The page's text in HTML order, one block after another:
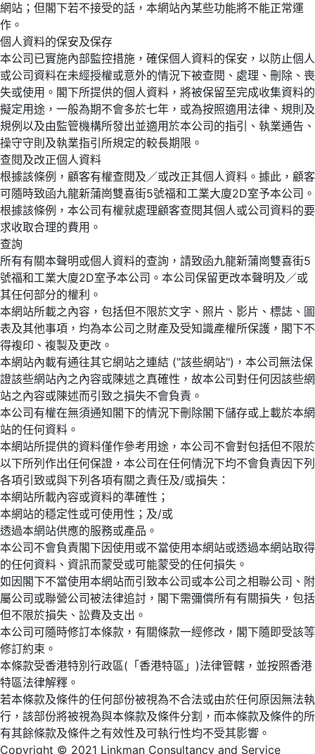
網站；但閣下若不接受的話，本網站內某些功能將不能正常運
作。
個人資料的保安及保存
本公司已實施內部監控措施，確保個人資料的保安，以防止個人
或公司資料在未經授權或意外的情況下被查閱、處理、刪除、喪
失或使用。閣下所提供的個人資料，將被保留至完成收集資料的
擬定用途，一般為期不會多於七年，或為按照適用法律、規則及
規例以及由監管機構所發出並適用於本公司的指引、執業通告、
操守守則及執業指引所規定的較長期限。
查閱及改正個人資料
根據該條例，顧客有權查閱及／或改正其個人資料。據此，顧客
可隨時致函九龍新蒲崗雙喜街5號福和工業大廈2D室予本公司。
根據該條例，本公司有權就處理顧客查閱其個人或公司資料的要
求收取合理的費用。
查詢
所有有關本聲明或個人資料的查詢，請致函九龍新蒲崗雙喜街5
號福和工業大廈2D室予本公司。本公司保留更改本聲明及／或
其任何部分的權利。
本網站所載之內容，包括但不限於文字、照片、影片、標誌、圖
表及其他事項，均為本公司之財產及受知識產權所保護，閣下不
得複印、複製及更改。
本網站內載有通往其它網站之連結 ("該些網站")，本公司無法保
證該些網站內之內容或陳述之真確性，故本公司對任何因該些網
站之內容或陳述而引致之損失不會負責。
本公司有權在無須通知閣下的情況下刪除閣下儲存或上載於本網
站的任何資料。
本網站所提供的資料僅作參考用途，本公司不會對包括但不限於
以下所列作出任何保證，本公司在任何情況下均不會負責因下列
各項引致或與下列各項有關之責任及/或損失：
本網站所載內容或資料的準確性；
本網站的穩定性或可使用性；及/或
透過本網站供應的服務或產品。
本公司不會負責閣下因使用或不當使用本網站或透過本網站取得
的任何資料、資訊而蒙受或可能蒙受的任何損失。
如因閣下不當使用本網站而引致本公司或本公司之相聯公司、附
屬公司或聯營公司被法律追討，閣下需彌償所有有關損失，包括
但不限於損失、訟費及支出。
本公司可隨時修訂本條款，有關條款一經修改，閣下隨即受該等
修訂約束。
本條款受香港特別行政區(「香港特區」)法律管轄，並按照香港
特區法律解釋。
若本條款及條件的任何部份被視為不合法或由於任何原因無法執
行，該部份將被視為與本條款及條件分割，而本條款及條件的所
有其餘條款及條件之有效性及可執行性均不受其影響。
Copyright © 2021 Linkman Consultancy and Service